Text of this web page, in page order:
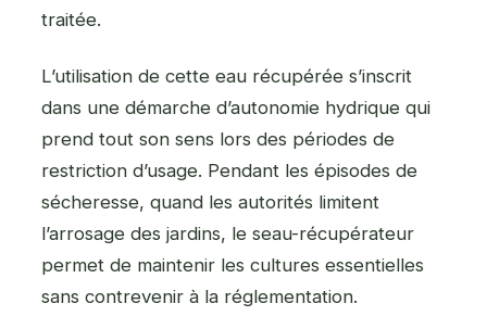
traitée.
L’utilisation de cette eau récupérée s’inscrit
dans une démarche d’autonomie hydrique qui
prend tout son sens lors des périodes de
restriction d’usage. Pendant les épisodes de
sécheresse, quand les autorités limitent
l’arrosage des jardins, le seau-récupérateur
permet de maintenir les cultures essentielles
sans contrevenir à la réglementation.